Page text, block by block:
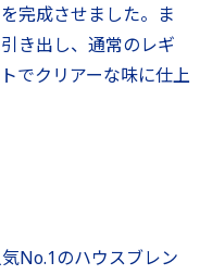
完成させました。ま
き出し、通常のレギ
でクリアーな味に仕上
No.1のハウスブレン